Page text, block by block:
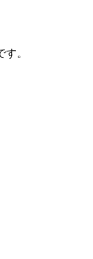
。